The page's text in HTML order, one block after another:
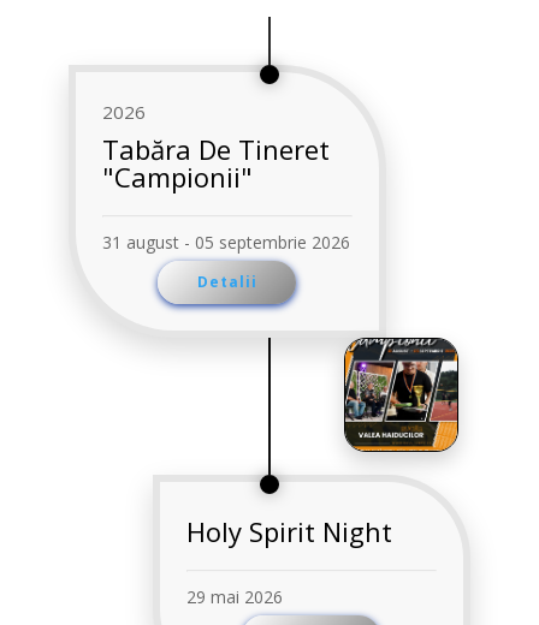
2026
Tabăra De Tineret
"Campionii"
31 august - 05 septembrie 2026
Detalii
Holy Spirit Night
29 mai 2026